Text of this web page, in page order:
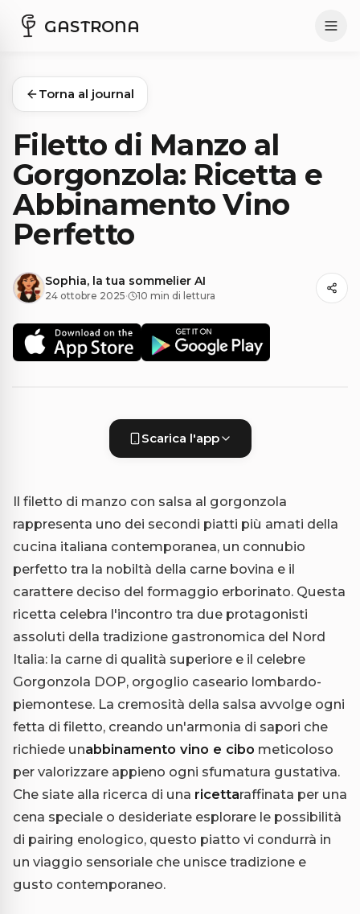
GASTRONA
Torna al journal
Filetto di Manzo al
Gorgonzola: Ricetta e
Abbinamento Vino
Perfetto
Sophia, la tua sommelier AI
24 ottobre 2025· 10 min di lettura
Scarica l'app
Il filetto di manzo con salsa al gorgonzola
rappresenta uno dei secondi piatti più amati della
cucina italiana contemporanea, un connubio
perfetto tra la nobiltà della carne bovina e il
carattere deciso del formaggio erborinato. Questa
ricetta celebra l'incontro tra due protagonisti
assoluti della tradizione gastronomica del Nord
Italia: la carne di qualità superiore e il celebre
Gorgonzola DOP, orgoglio caseario lombardo-
piemontese. La cremosità della salsa avvolge ogni
fetta di filetto, creando un'armonia di sapori che
richiede unabbinamento vino e cibo meticoloso
per valorizzare appieno ogni sfumatura gustativa.
Che siate alla ricerca di una ricettaraffinata per una
cena speciale o desideriate esplorare le possibilità
di pairing enologico, questo piatto vi condurrà in
un viaggio sensoriale che unisce tradizione e
gusto contemporaneo.